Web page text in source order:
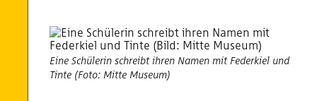
Eine Schülerin schreibt ihren Namen mit Federkiel und
Tinte (Foto: Mitte Museum)